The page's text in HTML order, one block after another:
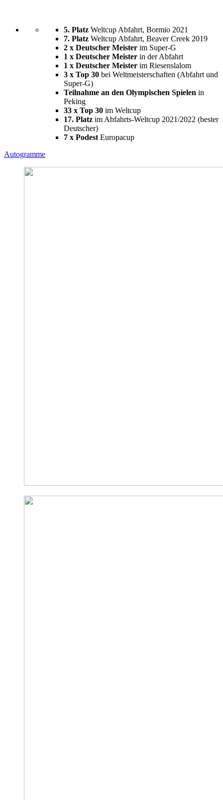
5. Platz Weltcup Abfahrt, Bormio 2021
7. Platz Weltcup Abfahrt, Beaver Creek 2019
2 x Deutscher Meister im Super-G
1 x Deutscher Meister in der Abfahrt
1 x Deutscher Meister im Riesenslalom
3 x Top 30 bei Weltmeisterschaften (Abfahrt und
Super-G)
Teilnahme an den Olympischen Spielen in
Peking
33 x Top 30 im Weltcup
17. Platz im Abfahrts-Weltcup 2021/2022 (bester
Deutscher)
7 x Podest Europacup
Autogramme